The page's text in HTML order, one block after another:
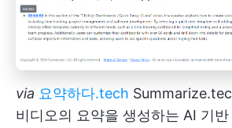
via 요약하다.tech
비디오의 요약을 생성하는 AI 기